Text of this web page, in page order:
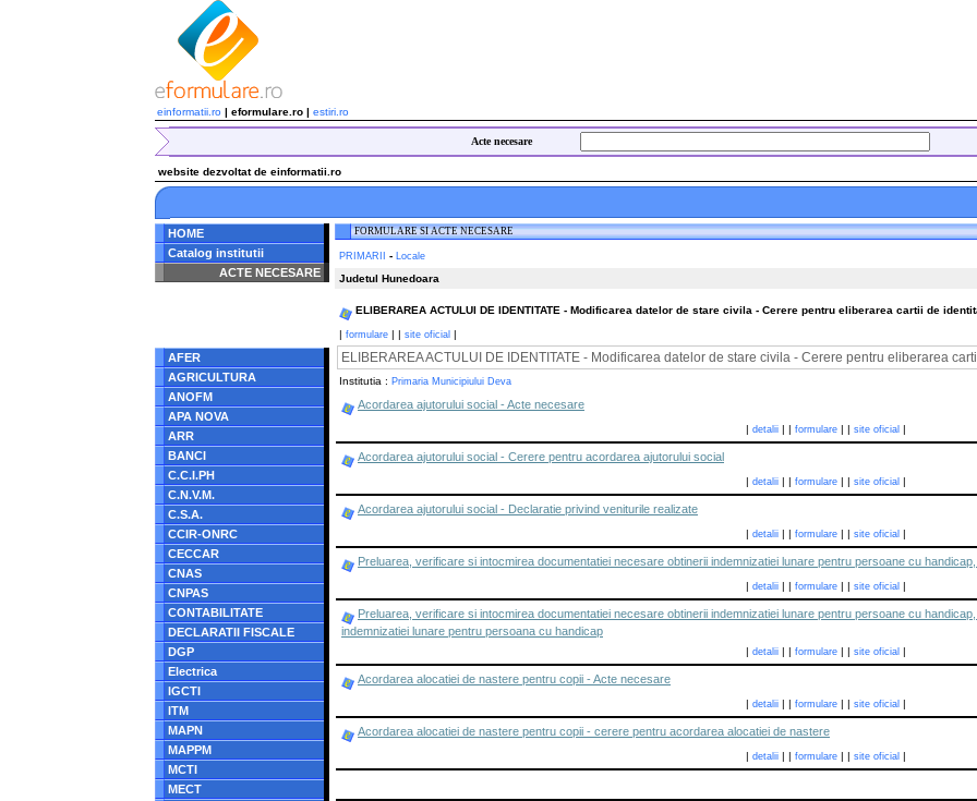
einformatii.ro | eformulare.ro | estiri.ro
Acte necesare
website dezvoltat de einformatii.ro
HOME
Catalog institutii
ACTE NECESARE
/home/eformulare.ro/public_html/navigare/stanga.php
AFER
AGRICULTURA
ANOFM
APA NOVA
ARR
BANCI
C.C.I.PH
C.N.V.M.
C.S.A.
CCIR-ONRC
CECCAR
CNAS
CNPAS
CONTABILITATE
DECLARATII FISCALE
DGP
Electrica
IGCTI
ITM
MAPN
MAPPM
MCTI
MECT
FORMULARE SI ACTE NECESARE
PRIMARII - Locale
Judetul Hunedoara
ELIBERAREA ACTULUI DE IDENTITATE - Modificarea datelor de stare civila - Cerere pentru eliberarea cartii de
| formulare | | site oficial |
ELIBERAREA ACTULUI DE IDENTITATE - Modificarea datelor de stare civila - Cerere pentru eliberarea
Institutia : Primaria Municipiului Deva
Acordarea ajutorului social - Acte necesare
| detalii| | formulare| | site oficial|
Acordarea ajutorului social - Cerere pentru acordarea ajutorului social
| detalii| | formulare| | site oficial|
Acordarea ajutorului social - Declaratie privind veniturile realizate
| detalii| | formulare| | site oficial|
Preluarea, verificare si intocmirea documentatiei necesare obtinerii indemnizatiei lunare pentru persoane cu
| detalii| | formulare| | site oficial|
Preluarea, verificare si intocmirea documentatiei necesare obtinerii indemnizatiei lunare pentru persoane cu
indemnizatiei lunare pentru persoana cu handicap
| detalii| | formulare| | site oficial|
Acordarea alocatiei de nastere pentru copii - Acte necesare
| detalii| | formulare| | site oficial|
Acordarea alocatiei de nastere pentru copii - cerere pentru acordarea alocatiei de nastere
| detalii| | formulare| | site oficial|